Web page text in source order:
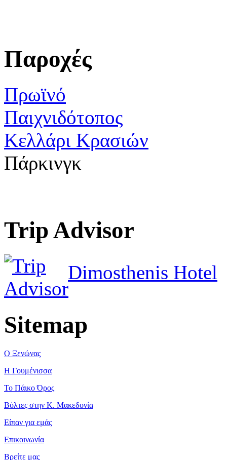
Παροχές
Πρωϊνό
Παιχνιδότοπος
Κελλάρι Κρασιών
Πάρκινγκ
Trip Advisor
Dimosthenis Hotel
Sitemap
Ο Ξενώνας
Η Γουμένισσα
Το Πάικο Όρος
Βόλτες στην Κ. Μακεδονία
Είπαν για εμάς
Επικοινωνία
Βρείτε μας